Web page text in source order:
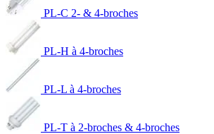
PL-C 2- & 4-broches
PL-H à 4-broches
PL-L à 4-broches
PL-T à 2-broches & 4-broches